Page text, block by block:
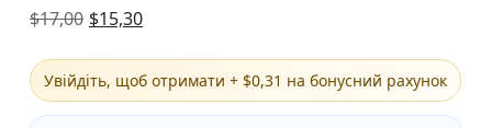
$17,00 $15,30
Увійдіть, щоб отримати + $0,31 на бонусний рахунок